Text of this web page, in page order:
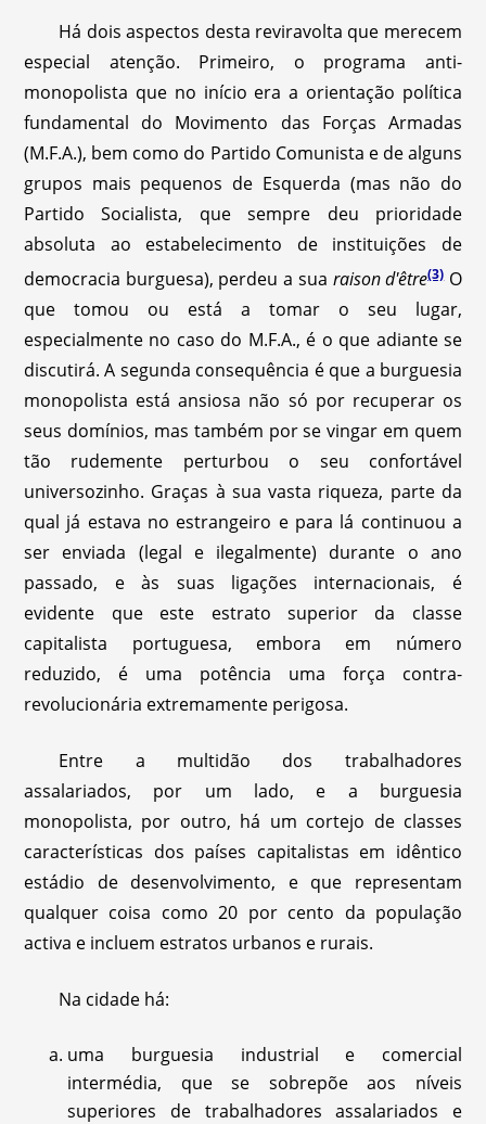
Há dois aspectos desta reviravolta que merecem
especial atenção. Primeiro, o programa anti-
monopolista que no início era a orientação política
fundamental do Movimento das Forças Armadas
(M.F.A.), bem como do Partido Comunista e de alguns
grupos mais pequenos de Esquerda (mas não do
Partido Socialista, que sempre deu prioridade
absoluta ao estabelecimento de instituições de
democracia burguesa), perdeu a sua raison d'être(3)O
que tomou ou está a tomar o seu lugar,
especialmente no caso do M.F.A., é o que adiante se
discutirá. A segunda consequência é que a burguesia
monopolista está ansiosa não só por recuperar os
seus domínios, mas também por se vingar em quem
tão rudemente perturbou o seu confortável
universozinho. Graças à sua vasta riqueza, parte da
qual já estava no estrangeiro e para lá continuou a
ser enviada (legal e ilegalmente) durante o ano
passado, e às suas ligações internacionais, é
evidente que este estrato superior da classe
capitalista portuguesa, embora em número
reduzido, é uma potência uma força contra-
revolucionária extremamente perigosa.
Entre a multidão dos trabalhadores
assalariados, por um lado, e a burguesia
monopolista, por outro, há um cortejo de classes
características dos países capitalistas em idêntico
estádio de desenvolvimento, e que representam
qualquer coisa como 20 por cento da população
activa e incluem estratos urbanos e rurais.
Na cidade há:
uma burguesia industrial e comercial
intermédia, que se sobrepõe aos níveis
superiores de trabalhadores assalariados e